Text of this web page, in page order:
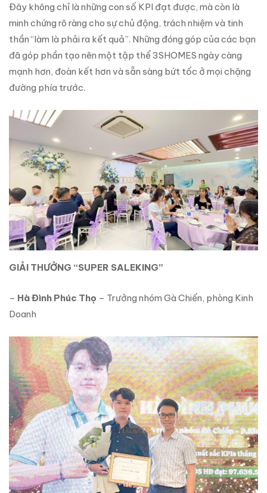
Đây không chỉ là những con số KPI đạt được, mà còn là
minh chứng rõ ràng cho sự chủ động, trách nhiệm và tinh
thần “làm là phải ra kết quả”. Những đóng góp của các bạn
đã góp phần tạo nên một tập thể 3SHOMES ngày càng
mạnh hơn, đoàn kết hơn và sẵn sàng bứt tốc ở mọi chặng
đường phía trước.
GIẢI THƯỞNG “SUPER SALEKING”
– Hà Đình Phúc Thọ – Trưởng nhóm Gà Chiến, phòng Kinh
Doanh